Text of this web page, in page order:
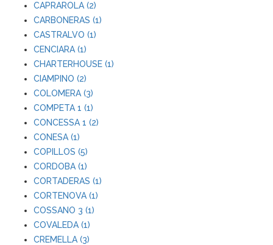
CAPRAROLA (2)
CARBONERAS (1)
CASTRALVO (1)
CENCIARA (1)
CHARTERHOUSE (1)
CIAMPINO (2)
COLOMERA (3)
COMPETA 1 (1)
CONCESSA 1 (2)
CONESA (1)
COPILLOS (5)
CORDOBA (1)
CORTADERAS (1)
CORTENOVA (1)
COSSANO 3 (1)
COVALEDA (1)
CREMELLA (3)